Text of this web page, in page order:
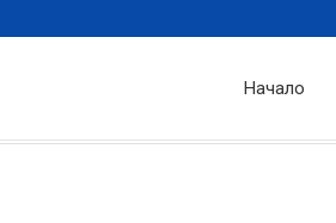
Начало